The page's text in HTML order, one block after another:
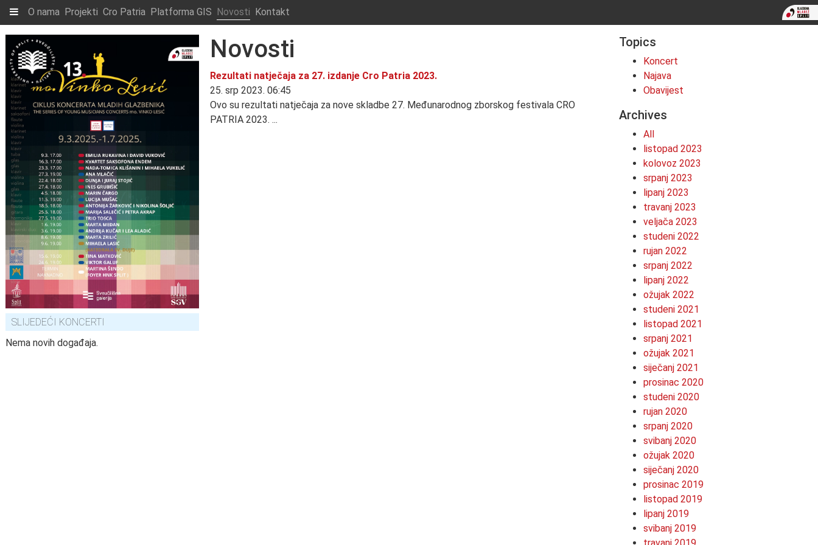
O nama Projekti Cro Patria Platforma GIS Novosti Kontakt
SLIJEDEĆI KONCERTI
Nema novih događaja.
Novosti
Rezultati natječaja za 27. izdanje Cro Patria 2023.
25. srp 2023. 06:45
Ovo su rezultati natječaja za nove skladbe 27. Međunarodnog zborskog festivala CRO
PATRIA 2023. ...
Topics
Koncert
Najava
Obavijest
Archives
All
listopad 2023
kolovoz 2023
srpanj 2023
lipanj 2023
travanj 2023
veljača 2023
studeni 2022
rujan 2022
srpanj 2022
lipanj 2022
ožujak 2022
studeni 2021
listopad 2021
srpanj 2021
ožujak 2021
siječanj 2021
prosinac 2020
studeni 2020
rujan 2020
srpanj 2020
svibanj 2020
ožujak 2020
siječanj 2020
prosinac 2019
listopad 2019
lipanj 2019
svibanj 2019